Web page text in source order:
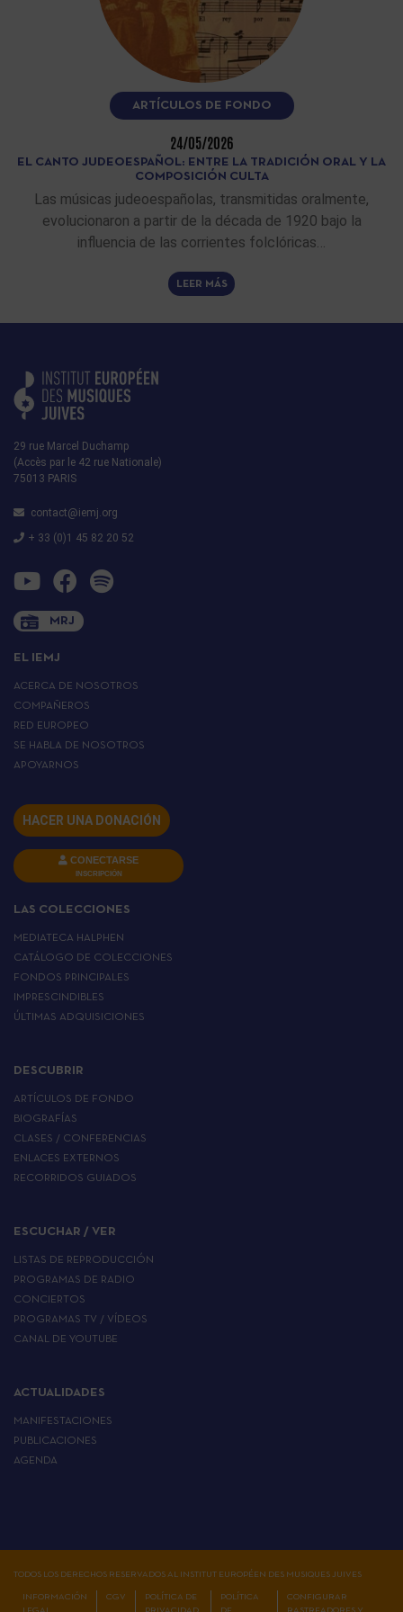
ARTÍCULOS DE FONDO
24/05/2026
EL CANTO JUDEOESPAÑOL: ENTRE LA TRADICIÓN ORAL Y LA
COMPOSICIÓN CULTA
Las músicas judeoespañolas, transmitidas oralmente,
evolucionaron a partir de la década de 1920 bajo la
influencia de las corrientes folclóricas…
LEER MÁS
29 rue Marcel Duchamp
(Accès par le 42 rue Nationale)
75013 PARIS
contact@iemj.org
+ 33 (0)1 45 82 20 52
MRJ
EL IEMJ
ACERCA DE NOSOTROS
COMPAÑEROS
RED EUROPEO
SE HABLA DE NOSOTROS
APOYARNOS
HACER UNA DONACIÓN
CONECTARSE
INSCRIPCIÓN
LAS COLECCIONES
MEDIATECA HALPHEN
CATÁLOGO DE COLECCIONES
FONDOS PRINCIPALES
IMPRESCINDIBLES
ÚLTIMAS ADQUISICIONES
DESCUBRIR
ARTÍCULOS DE FONDO
BIOGRAFÍAS
CLASES / CONFERENCIAS
ENLACES EXTERNOS
RECORRIDOS GUIADOS
ESCUCHAR / VER
LISTAS DE REPRODUCCIÓN
PROGRAMAS DE RADIO
CONCIERTOS
PROGRAMAS TV / VÍDEOS
CANAL DE YOUTUBE
ACTUALIDADES
MANIFESTACIONES
PUBLICACIONES
AGENDA
TODOS LOS DERECHOS RESERVADOS AL INSTITUT EUROPÉEN DES MUSIQUES JUIVES
INFORMACIÓN
CGV
POLÍTICA DE
POLÍTICA
CONFIGURAR